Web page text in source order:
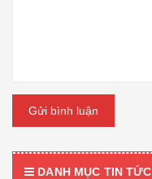
Gửi bình luận
DANH MỤC TIN TỨC